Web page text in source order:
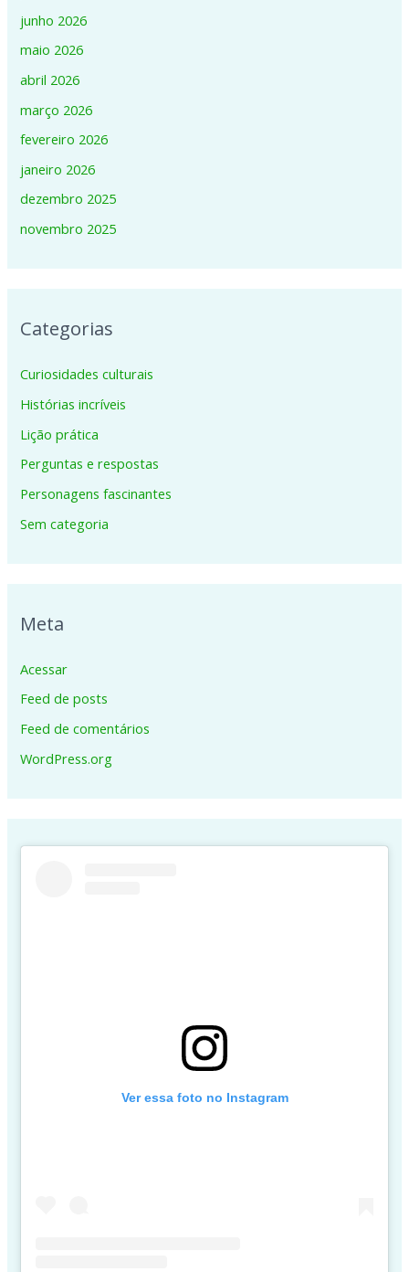
junho 2026
maio 2026
abril 2026
março 2026
fevereiro 2026
janeiro 2026
dezembro 2025
novembro 2025
Categorias
Curiosidades culturais
Histórias incríveis
Lição prática
Perguntas e respostas
Personagens fascinantes
Sem categoria
Meta
Acessar
Feed de posts
Feed de comentários
WordPress.org
Ver essa foto no Instagram